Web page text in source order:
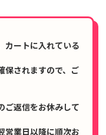
カートに入れている
保されますので、ご
ご返信をお休みして
営業日以降に順次お